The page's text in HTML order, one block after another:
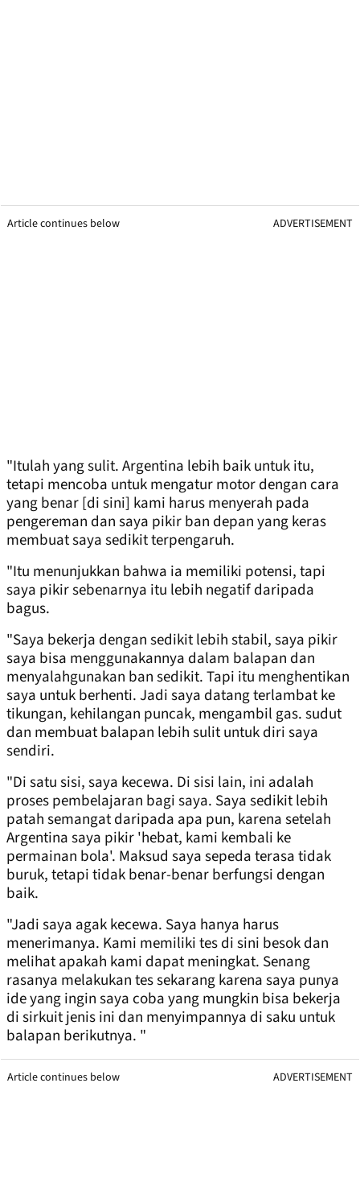
Article continues below ADVERTISEMENT
"Itulah yang sulit. Argentina lebih baik untuk itu,
tetapi mencoba untuk mengatur motor dengan cara
yang benar [di sini] kami harus menyerah pada
pengereman dan saya pikir ban depan yang keras
membuat saya sedikit terpengaruh.
"Itu menunjukkan bahwa ia memiliki potensi, tapi
saya pikir sebenarnya itu lebih negatif daripada
bagus.
"Saya bekerja dengan sedikit lebih stabil, saya pikir
saya bisa menggunakannya dalam balapan dan
menyalahgunakan ban sedikit. Tapi itu menghentikan
saya untuk berhenti. Jadi saya datang terlambat ke
tikungan, kehilangan puncak, mengambil gas. sudut
dan membuat balapan lebih sulit untuk diri saya
sendiri.
"Di satu sisi, saya kecewa. Di sisi lain, ini adalah
proses pembelajaran bagi saya. Saya sedikit lebih
patah semangat daripada apa pun, karena setelah
Argentina saya pikir 'hebat, kami kembali ke
permainan bola'. Maksud saya sepeda terasa tidak
buruk, tetapi tidak benar-benar berfungsi dengan
baik.
"Jadi saya agak kecewa. Saya hanya harus
menerimanya. Kami memiliki tes di sini besok dan
melihat apakah kami dapat meningkat. Senang
rasanya melakukan tes sekarang karena saya punya
ide yang ingin saya coba yang mungkin bisa bekerja
di sirkuit jenis ini dan menyimpannya di saku untuk
balapan berikutnya. "
Article continues below ADVERTISEMENT